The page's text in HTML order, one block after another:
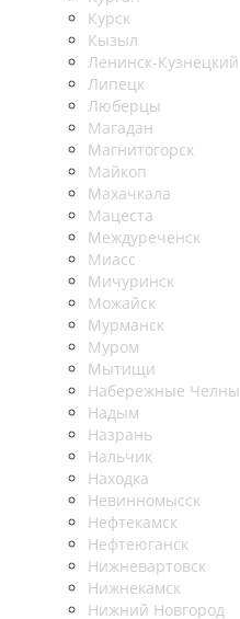
Курск
Кызыл
Ленинск-Кузнецкий
Липецк
Люберцы
Магадан
Магнитогорск
Майкоп
Махачкала
Мацеста
Междуреченск
Миасс
Мичуринск
Можайск
Мурманск
Муром
Мытищи
Набережные Челны
Надым
Назрань
Нальчик
Находка
Невинномысск
Нефтекамск
Нефтеюганск
Нижневартовск
Нижнекамск
Нижний Новгород